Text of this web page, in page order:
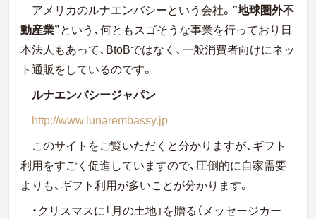
アメリカのルナエンバシーという会社。 ”地球圏外不
動産業”という、何ともスゴそうな事業を行っており日
本法人もあって、 BtoBではなく、一般消費者向けにネッ
ト通販をしているのです。
ルナエンバシージャパン
http://www.lunarembassy.jp
このサイトをご覧いただくと分かりますが、ギフト
利用をすごく促進していますので、圧倒的に自家需要
よりも、ギフト利用が多いことが分かります。
・クリスマスに「月の土地」を贈る（メッセージカー